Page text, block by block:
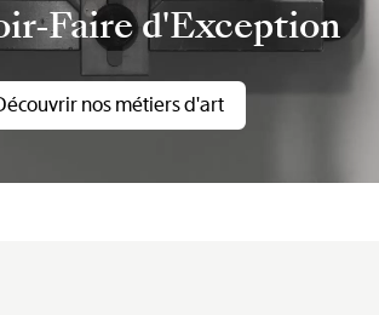
Faire d'Exception
nos métiers d'art